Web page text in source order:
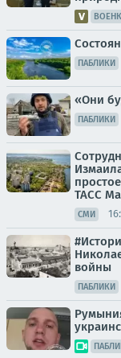
ПАБЛИКИ
«Они
ПАБЛИКИ
ТАСС
СМИ
войны
ПАБЛИКИ